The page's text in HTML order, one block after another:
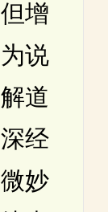
增
说
道
经
妙